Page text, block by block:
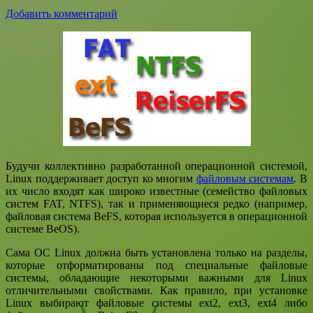
Добавить комментарий
Будучи коллективно разработанной операционной системой,
Linux поддерживает доступ ко многим файловым системам. В
их число входят как широко известные (семейство файловых
систем FAT, NTFS), так и применяющиеся редко (например,
файловая система BeFS, которая используется в операционной
системе BeOS).
Сама ОС Linux должна быть установлена только на разделы,
которые отформатированы под специальные файловые
системы, обладающие некоторыми важными для Linux
отличительными свойствами. Как правило, при установке
Linux выбирают файловые системы ext2, ext3, ext4 либо